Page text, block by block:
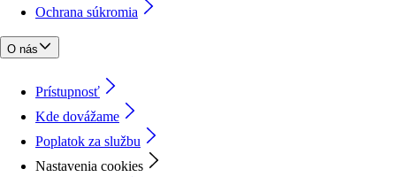
Ochrana súkromia
O nás
Prístupnosť
Kde dovážame
Poplatok za službu
Nastavenia cookies